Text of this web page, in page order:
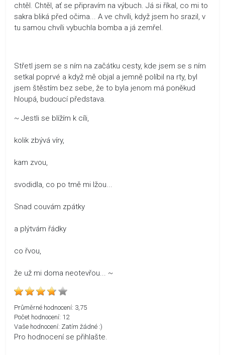
chtěl. Chtěl, ať se připravím na výbuch. Já si říkal, co mi to
sakra bliká před očima... A ve chvíli, když jsem ho srazil, v
tu samou chvíli vybuchla bomba a já zemřel.
Střetl jsem se s ním na začátku cesty, kde jsem se s ním
setkal poprvé a když mě objal a jemně políbil na rty, byl
jsem štěstím bez sebe, že to byla jenom má poněkud
hloupá, budoucí představa.
~ Jestli se blížím k cíli,
kolik zbývá víry,
kam zvou,
svodidla, co po tmě mi lžou...
Snad couvám zpátky
a plýtvám řádky
co řvou,
že už mi doma neotevřou... ~
Průměrné hodnocení: 3,75
Počet hodnocení: 12
Vaše hodnocení: Zatím žádné :)
Pro hodnocení se přihlašte.